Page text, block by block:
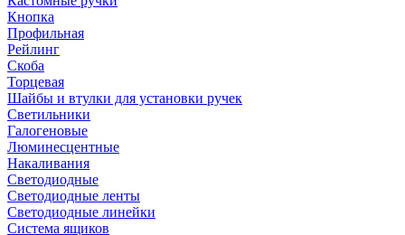
Кнопка
Профильная
Рейлинг
Скоба
Торцевая
Шайбы и втулки для установки ручек
Светильники
Галогеновые
Люминесцентные
Накаливания
Светодиодные
Светодиодные ленты
Светодиодные линейки
Система ящиков